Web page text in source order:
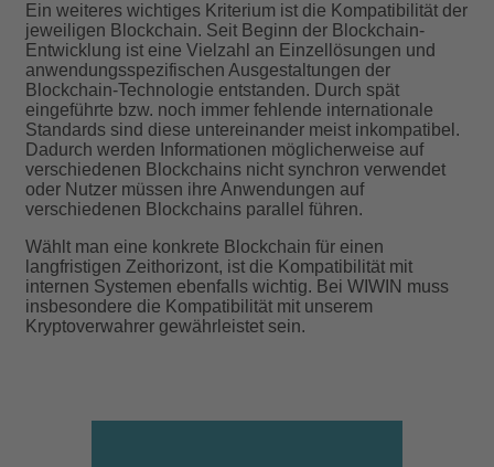
Ein weiteres wichtiges Kriterium ist die Kompatibilität der
jeweiligen Blockchain. Seit Beginn der Blockchain-
Entwicklung ist eine Vielzahl an Einzellösungen und
anwendungsspezifischen Ausgestaltungen der
Blockchain-Technologie entstanden. Durch spät
eingeführte bzw. noch immer fehlende internationale
Standards sind diese untereinander meist inkompatibel.
Dadurch werden Informationen möglicherweise auf
verschiedenen Blockchains nicht synchron verwendet
oder Nutzer müssen ihre Anwendungen auf
verschiedenen Blockchains parallel führen.
Wählt man eine konkrete Blockchain für einen
langfristigen Zeithorizont, ist die Kompatibilität mit
internen Systemen ebenfalls wichtig. Bei WIWIN muss
insbesondere die Kompatibilität mit unserem
Kryptoverwahrer gewährleistet sein.